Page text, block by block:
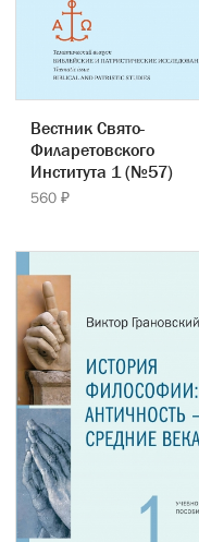
Вестник Свято-
Филаретовского
Института 1 (№57)
560 ₽